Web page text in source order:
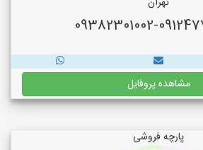
09382301002-
مشاهده پروفایل
پارچه فروشی